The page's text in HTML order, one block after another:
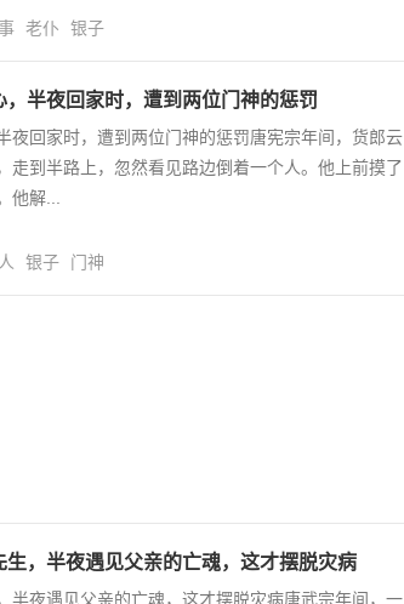
老仆 银子
，半夜回家时，遭到两位门神的惩罚
夜回家时，遭到两位门神的惩罚唐宪宗年间，货郎云
走到半路上，忽然看见路边倒着一个人。他上前摸了
他解...
银子 门神
生，半夜遇见父亲的亡魂，这才摆脱灾病
半夜遇见父亲的亡魂，这才摆脱灾病唐武宗年间，一